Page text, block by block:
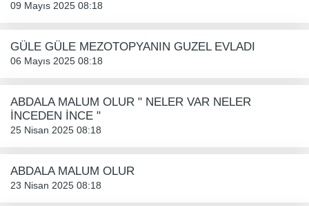
09 Mayıs 2025 08:18
GÜLE GÜLE MEZOTOPYANIN GUZEL EVLADI
06 Mayıs 2025 08:18
ABDALA MALUM OLUR " NELER VAR NELER
İNCEDEN İNCE "
25 Nisan 2025 08:18
ABDALA MALUM OLUR
23 Nisan 2025 08:18